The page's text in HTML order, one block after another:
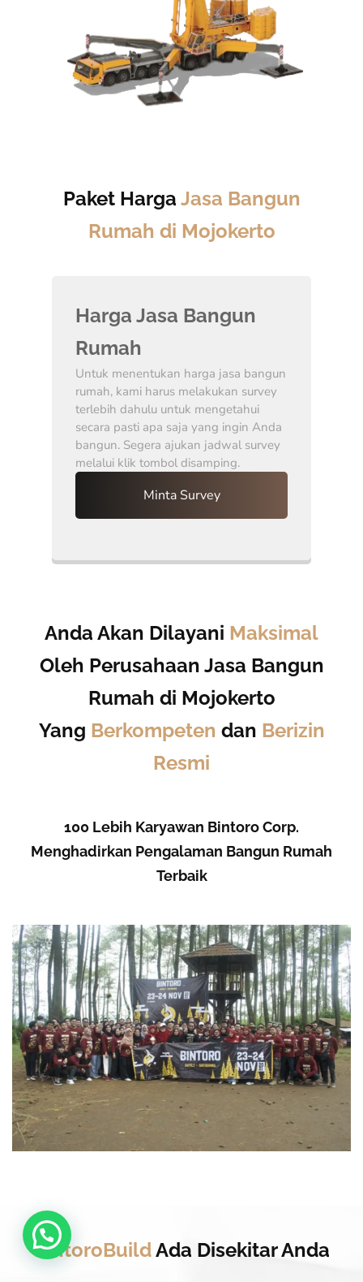
Paket Harga Jasa Bangun
Rumah di Mojokerto
Harga Jasa Bangun
Rumah
Untuk menentukan harga jasa bangun
rumah, kami harus melakukan survey
terlebih dahulu untuk mengetahui
secara pasti apa saja yang ingin Anda
bangun. Segera ajukan jadwal survey
melalui klik tombol disamping.
Minta Survey
Anda Akan Dilayani Maksimal
Oleh Perusahaan Jasa Bangun
Rumah di Mojokerto
Yang Berkompeten dan Berizin
Resmi
100 Lebih Karyawan Bintoro Corp.
Menghadirkan Pengalaman Bangun Rumah
Terbaik
BintoroBuildAda Disekitar Anda